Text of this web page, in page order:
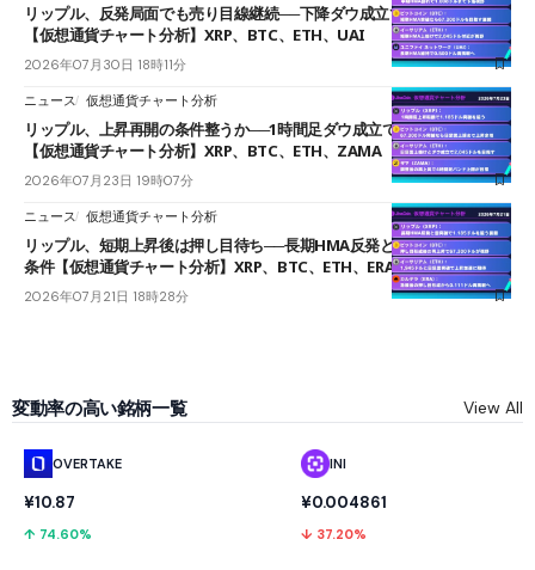
リップル、反発局面でも売り目線継続──下降ダウ成立で下値追う展開
【仮想通貨チャート分析】XRP、BTC、ETH、UAI
2026年07月30日 18時11分
ニュース 仮想通貨チャート分析
リップル、上昇再開の条件整うか──1時間足ダウ成立で1.185ドルを狙う
【仮想通貨チャート分析】XRP、BTC、ETH、ZAMA
2026年07月23日 19時07分
ニュース 仮想通貨チャート分析
リップル、短期上昇後は押し目待ち──長期HMA反発と雲上抜けが買い
条件【仮想通貨チャート分析】XRP、BTC、ETH、ERA
2026年07月21日 18時28分
変動率の高い銘柄一覧 View All
OVERTAKE
¥10.87
↑ 74.60%
INI
¥0.004861
↓ 37.20%